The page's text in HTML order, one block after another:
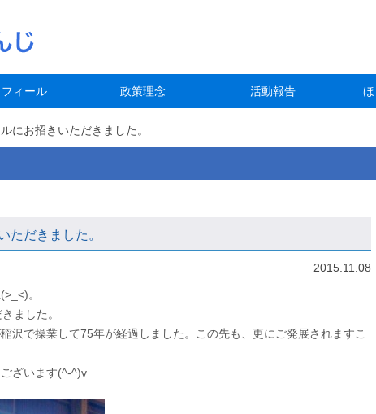
ィール 政策理念 活動報告
にお招きいただきました。
ただきました。
2015.11.08
。
ました。
沢で操業して75年が経過しました。この先も、更にご発展されますこ
ざいます(^-^)v